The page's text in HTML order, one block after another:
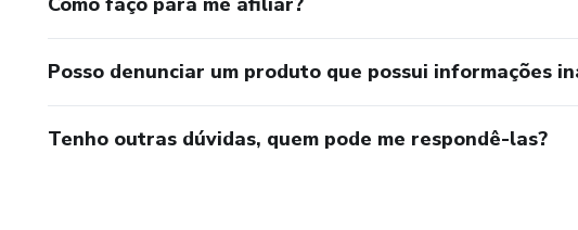
Posso denunciar um produto que possui informações
Tenho outras dúvidas, quem pode me respondê-las?